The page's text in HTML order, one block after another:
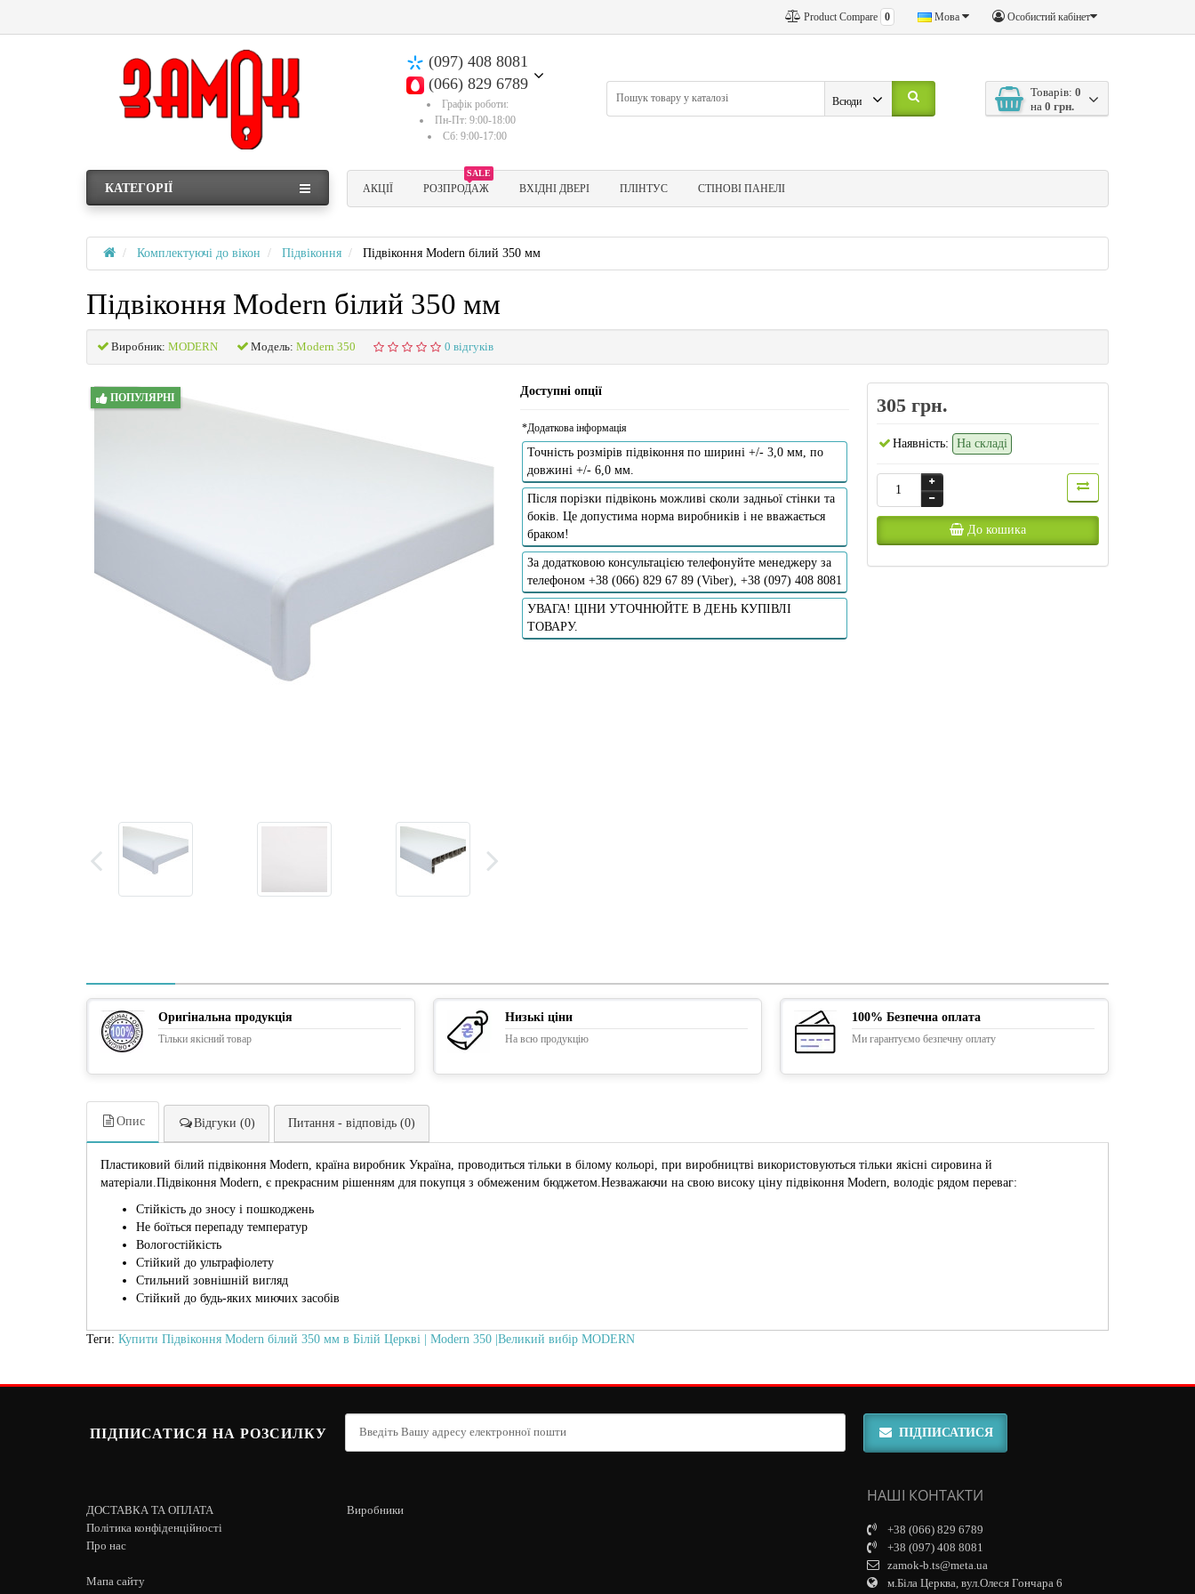
Особистий кабінет
Мова
Product Compare 0
(097) 408 8081
(066) 829 6789
Графік роботи:
Пн-Пт: 9:00-18:00
Сб: 9:00-17:00
Товарів: 0
на 0 грн.
Всюди
КАТЕГОРІЇ АКЦІЇ
SALE
РОЗПРОДАЖ ВХІДНІ ДВЕРІ ПЛІНТУС СТІНОВІ ПАНЕЛІ
Комплектуючі до вікон Підвіконня Підвіконня Modern білий 350 мм
Підвіконня Modern білий 350 мм
Виробник: MODERN Модель: Modern 350 0 відгуків
ПОПУЛЯРНІ Доступні опції
*Додаткова інформація
Точність розмірів підвіконня по ширині +/- 3,0 мм, по
довжині +/- 6,0 мм.
Після порізки підвіконь можливі сколи задньої стінки та
боків. Це допустима норма виробників і не вважається
браком!
За додатковою консультацією телефонуйте менеджеру за
телефоном +38 (066) 829 67 89 (Viber), +38 (097) 408 8081
УВАГА! ЦІНИ УТОЧНЮЙТЕ В ДЕНЬ КУПІВЛІ
ТОВАРУ.
305 грн.
Наявність: На складі
До кошика
Оригінальна продукція
Тільки якісний товар
Низькі ціни
На всю продукцію
100% Безпечна оплата
Ми гарантуємо безпечну оплату
Опис Відгуки (0) Питання - відповідь (0)
Пластиковий білий підвіконня Modern, країна виробник Україна, проводиться тільки в білому кольорі, при виробництві використовуються тільки якісні сировина й
матеріали.Підвіконня Modern, є прекрасним рішенням для покупця з обмеженим бюджетом.Незважаючи на свою високу ціну підвіконня Modern, володіє рядом переваг:
Стійкість до зносу і пошкоджень
Не боїться перепаду температур
Вологостійкість
Стійкий до ультрафіолету
Стильний зовнішній вигляд
Стійкий до будь-яких миючих засобів
Теги: Купити Підвіконня Modern білий 350 мм в Білій Церкві | Modern 350 |Великий вибір MODERN
ПІДПИСАТИСЯ НА РОЗСИЛКУ ПІДПИСАТИСЯ
ДОСТАВКА ТА ОПЛАТА
Політика конфіденційності
Про нас
Мапа сайту
Виробники
НАШІ КОНТАКТИ
+38 (066) 829 6789
+38 (097) 408 8081
zamok-b.ts@meta.ua
м.Біла Церква, вул.Олеся Гончара 6